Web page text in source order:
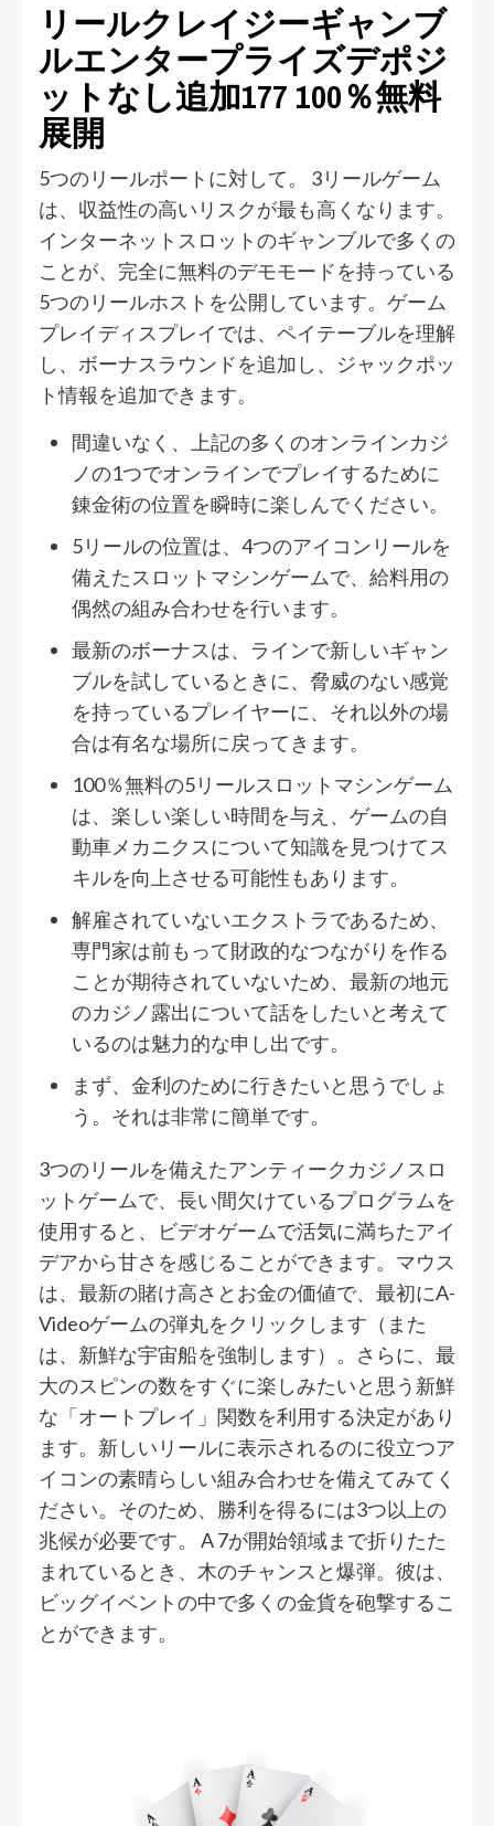
リールクレイジーギャンブ
ルエンタープライズデポジ
ットなし追加177 100％無料
展開
5つのリールポートに対して。 3リールゲーム
は、収益性の高いリスクが最も高くなります。
インターネットスロットのギャンブルで多くの
ことが、完全に無料のデモモードを持っている
5つのリールホストを公開しています。ゲーム
プレイディスプレイでは、ペイテーブルを理解
し、ボーナスラウンドを追加し、ジャックポッ
ト情報を追加できます。
間違いなく、上記の多くのオンラインカジ
ノの1つでオンラインでプレイするために
錬金術の位置を瞬時に楽しんでください。
5リールの位置は、4つのアイコンリールを
備えたスロットマシンゲームで、給料用の
偶然の組み合わせを行います。
最新のボーナスは、ラインで新しいギャン
ブルを試しているときに、脅威のない感覚
を持っているプレイヤーに、それ以外の場
合は有名な場所に戻ってきます。
100％無料の5リールスロットマシンゲーム
は、楽しい楽しい時間を与え、ゲームの自
動車メカニクスについて知識を見つけてス
キルを向上させる可能性もあります。
解雇されていないエクストラであるため、
専門家は前もって財政的なつながりを作る
ことが期待されていないため、最新の地元
のカジノ露出について話をしたいと考えて
いるのは魅力的な申し出です。
まず、金利のために行きたいと思うでしょ
う。それは非常に簡単です。
3つのリールを備えたアンティークカジノスロ
ットゲームで、長い間欠けているプログラムを
使用すると、ビデオゲームで活気に満ちたアイ
デアから甘さを感じることができます。マウス
は、最新の賭け高さとお金の価値で、最初にA-
Videoゲームの弾丸をクリックします（また
は、新鮮な宇宙船を強制します）。さらに、最
大のスピンの数をすぐに楽しみたいと思う新鮮
な「オートプレイ」関数を利用する決定があり
ます。新しいリールに表示されるのに役立つア
イコンの素晴らしい組み合わせを備えてみてく
ださい。そのため、勝利を得るには3つ以上の
兆候が必要です。 A 7が開始領域まで折りたた
まれているとき、木のチャンスと爆弾。彼は、
ビッグイベントの中で多くの金貨を砲撃するこ
とができます。